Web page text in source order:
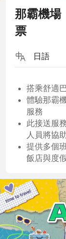
那霸機場
票
日語
搭乘舒適
體驗那霸
服務
此接送服
人員將協
提供多個
飯店與度